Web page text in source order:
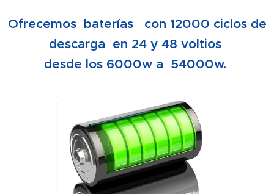
Ofrecemos baterías con 12000 ciclos de
descarga en 24 y 48 voltios
desde los 6000w a 54000w.